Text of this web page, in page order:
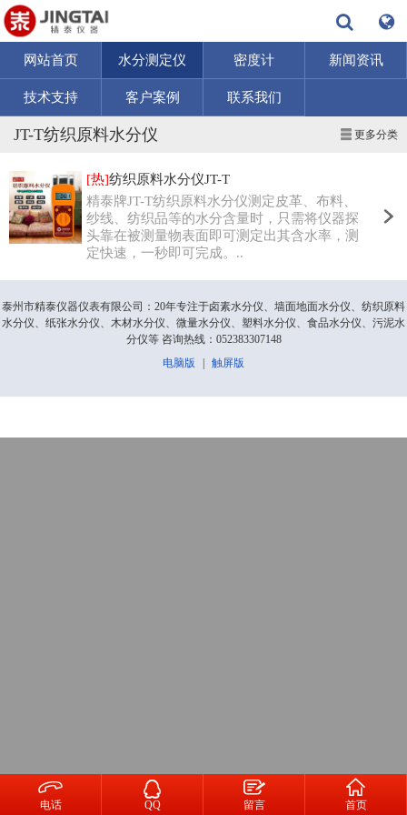
网站首页 水分测定仪 密度计 新闻资讯
技术支持 客户案例 联系我们
更多分类
JT-T纺织原料水分仪
[热]纺织原料水分仪JT-T
精泰牌JT-T纺织原料水分仪测定皮革、布料、
纱线、纺织品等的水分含量时，只需将仪器探
头靠在被测量物表面即可测定出其含水率，测
定快速，一秒即可完成。..
泰州市精泰仪器仪表有限公司：20年专注于卤素水分仪、墙面地面水分仪、纺织原料
水分仪、纸张水分仪、木材水分仪、微量水分仪、塑料水分仪、食品水分仪、污泥水
分仪等 咨询热线：052383307148
电脑版
触屏版

电话

QQ

留言

首页